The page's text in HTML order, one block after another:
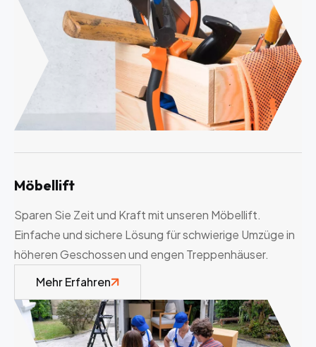
Möbellift
Sparen Sie Zeit und Kraft mit unseren Möbellift.
Einfache und sichere Lösung für schwierige Umzüge in
höheren Geschossen und engen Treppenhäuser.
Mehr Erfahren